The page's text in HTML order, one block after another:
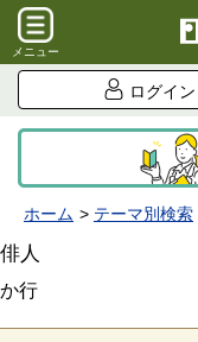
メニュー
ログイン
ホーム テーマ別検索
俳人
か行